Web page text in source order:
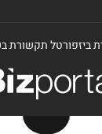
ביזפורטל תקשורת